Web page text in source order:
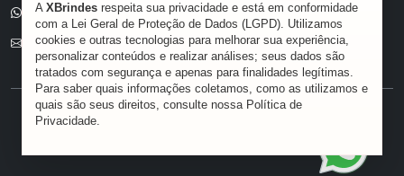
(11) 96585-7462
E-mail
® XBRINDES
A XBrindes respeita sua privacidade e está em conformidade
com a Lei Geral de Proteção de Dados (LGPD). Utilizamos
cookies e outras tecnologias para melhorar sua experiência,
personalizar conteúdos e realizar análises; seus dados são
tratados com segurança e apenas para finalidades legítimas.
Para saber quais informações coletamos, como as utilizamos e
quais são seus direitos, consulte nossa Política de
Privacidade.